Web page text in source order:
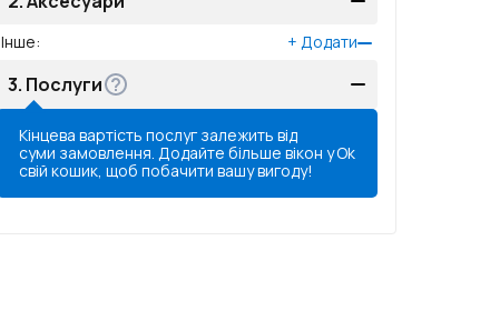
Інше: + Додати
3. Послуги
Кінцева вартість послуг залежить від
суми замовлення. Додайте більше вікон у
свій кошик, щоб побачити вашу вигоду!
Ok